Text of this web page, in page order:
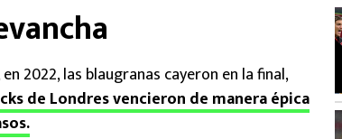
2022, las blaugranas cayeron en la final,
de Londres vencieron de manera épica